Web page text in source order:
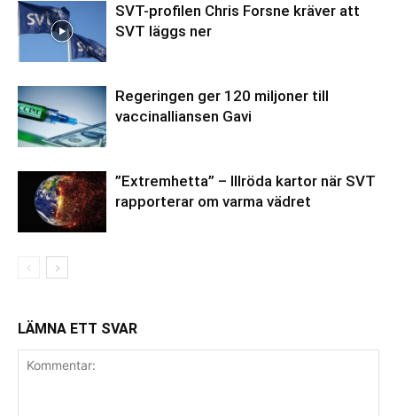
SVT-profilen Chris Forsne kräver att
SVT läggs ner
Regeringen ger 120 miljoner till
vaccinalliansen Gavi
”Extremhetta” – Illröda kartor när SVT
rapporterar om varma vädret
LÄMNA ETT SVAR